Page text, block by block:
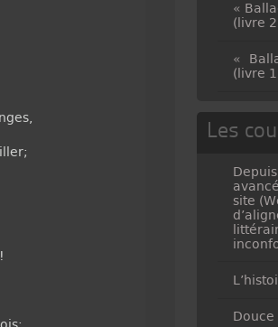
«
(livre
«
(livre
Les
site
Douce